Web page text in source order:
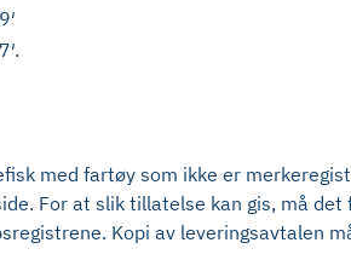
med fartøy som ikke er
For at slik tillatelse kan gis, må
Kopi av